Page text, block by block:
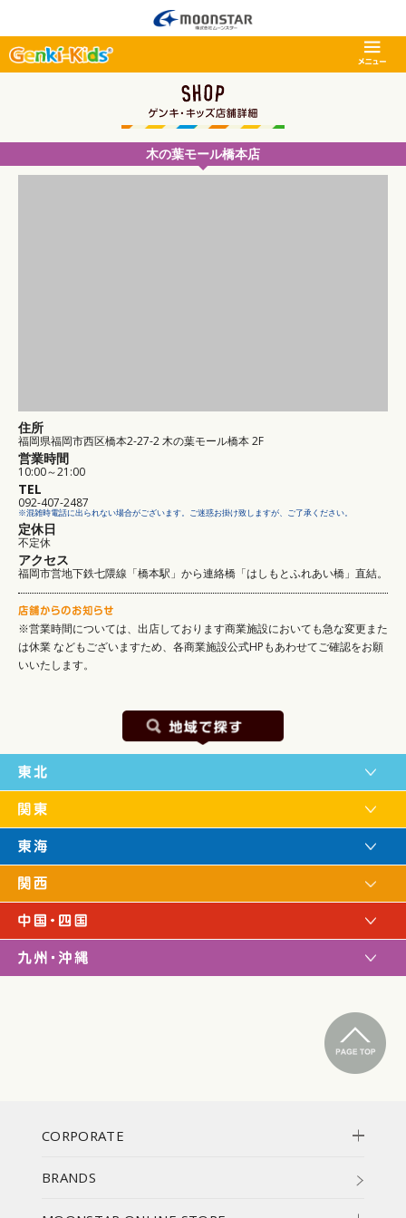
木の葉モール橋本店
住所
福岡県福岡市西区橋本2-27-2 木の葉モール橋本 2F
営業時間
10:00～21:00
TEL
092-407-2487
※混雑時電話に出られない場合がございます。ご迷惑お掛け致しますが、ご了承ください。
定休日
不定休
アクセス
福岡市営地下鉄七隈線「橋本駅」から連絡橋「はしもとふれあい橋」直結。
※営業時間については、出店しております商業施設においても急な変更また
は休業などもございますため、各商業施設公式HPもあわせてご確認をお願
いいたします。
CORPORATE
BRANDS